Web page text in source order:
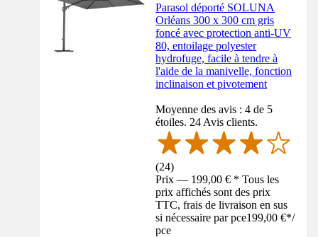
Parasol déporté SOLUNA
Orléans 300 x 300 cm gris
foncé avec protection anti-UV
80, entoilage polyester
hydrofuge, facile à tendre à
l'aide de la manivelle, fonction
inclinaison et pivotement
Moyenne des avis : 4 de 5
étoiles. 24 Avis clients.
(24)
Prix — 199,00 € * Tous les
prix affichés sont des prix
TTC, frais de livraison en sus
si nécessaire par pce199,00 €*/
pce